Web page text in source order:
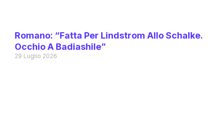
Romano: “Fatta Per Lindstrom Allo Schalke.
Occhio A Badiashile”
29 Luglio 2026